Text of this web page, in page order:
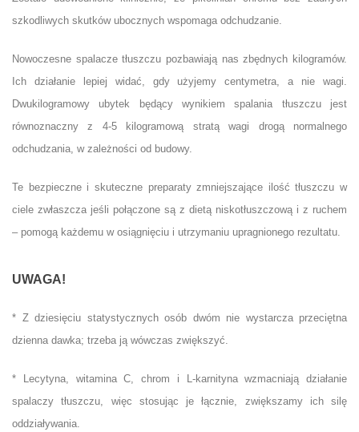
szkodliwych skutków ubocznych wspomaga odchudzanie.
Nowoczesne spalacze tłuszczu pozbawiają nas zbędnych kilogramów.
Ich działanie lepiej widać, gdy użyjemy centymetra, a nie wagi.
Dwukilogramowy ubytek będący wynikiem spalania tłuszczu jest
równoznaczny z 4-5 kilogramową stratą wagi drogą normalnego
odchudzania, w zależności od budowy.
Te bezpieczne i skuteczne preparaty zmniejszające ilość tłuszczu w
ciele zwłaszcza jeśli połączone są z dietą niskotłuszczową i z ruchem
– pomogą każdemu w osiągnięciu i utrzymaniu upragnionego rezultatu.
UWAGA!
* Z dziesięciu statystycznych osób dwóm nie wystarcza przeciętna
dzienna dawka; trzeba ją wówczas zwiększyć.
* Lecytyna, witamina C, chrom i L-karnityna wzmacniają działanie
spalaczy tłuszczu, więc stosując je łącznie, zwiększamy ich silę
oddziaływania.